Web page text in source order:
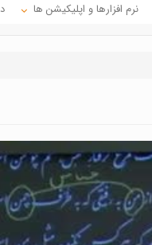
نرم افزارها و اپلیکیشن ها